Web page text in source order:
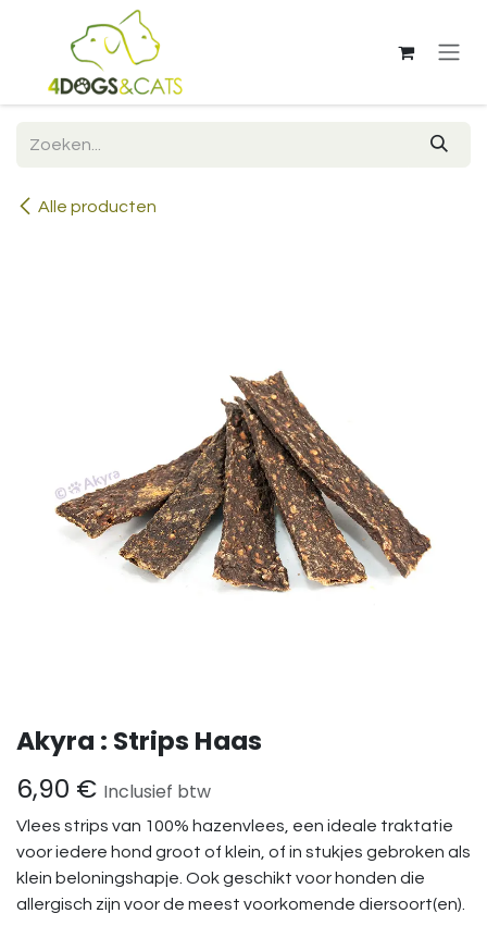
Overslaan naar inhoud
Alle producten
Akyra : Strips Haas
6,90 € Inclusief btw
Vlees strips van 100% hazenvlees, een ideale traktatie
voor iedere hond groot of klein, of in stukjes gebroken als
klein beloningshapje. Ook geschikt voor honden die
allergisch zijn voor de meest voorkomende diersoort(en).